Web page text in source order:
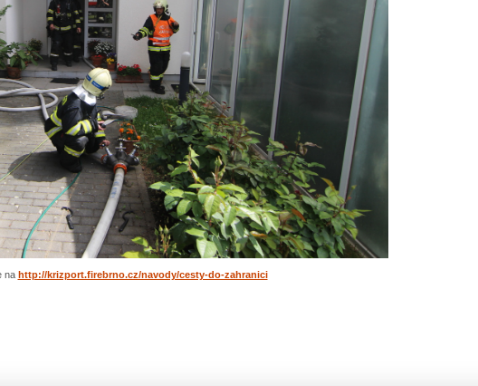
na http://krizport.firebrno.cz/navody/cesty-do-zahranici